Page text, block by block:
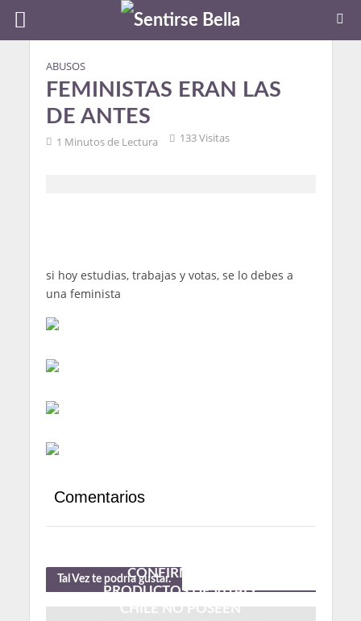
ABUSOS
FEMINISTAS ERAN LAS
DE ANTES
1 Minutos de Lectura 133 Visitas
si hoy estudias, trabajas y votas, se lo debes a
una feminista
Comentarios
Tal Vez te podría gustar.CONFIRMA QUE
PRODUCTOS DE VITALY
CHILE NO POSEEN